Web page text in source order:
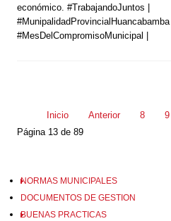
económico. #TrabajandoJuntos |
#MunipalidadProvincialHuancabamba |
#MesDelCompromisoMunicipal |
Inicio Anterior 8 9
Página 13 de 89
NORMAS MUNICIPALES
DOCUMENTOS DE GESTION
BUENAS PRACTICAS